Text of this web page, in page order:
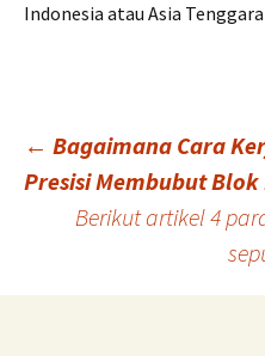
Indonesia atau Asia
Post
← Bagaimana Cara
Presisi Membubut Blok
Berikut artikel 4